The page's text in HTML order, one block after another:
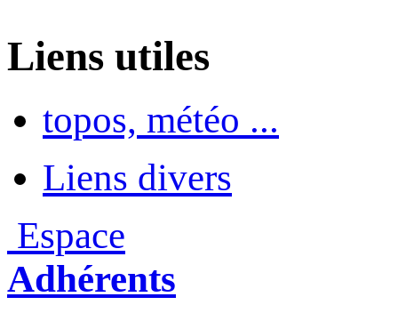
Liens utiles
topos, météo ...
Liens divers
Espace
Adhérents